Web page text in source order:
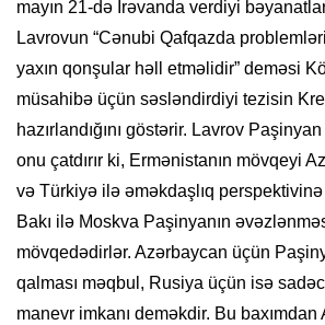
mayın 21-də İrəvanda verdiyi
Lavrovun “Cənubi Qafqazda
yaxın qonşular həll etməlidir” deməsi
müsahibə üçün səsləndirdiyi tezisin
hazırlandığını göstərir. Lavrov
onu çatdırır ki, Ermənistanın mövqeyi
və Türkiyə ilə əməkdaşlıq perspektivinə
Bakı ilə Moskva Paşinyanın
mövqedədirlər. Azərbaycan üçün
qalması məqbul, Rusiya üçün isə
manevr imkanı deməkdir. Bu baxımdan